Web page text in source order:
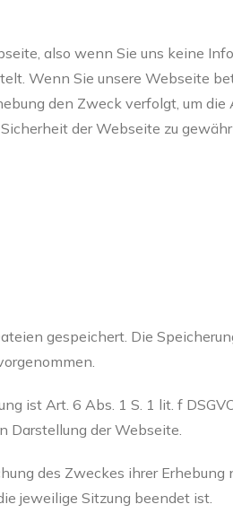
also wenn Sie uns keine
Wenn Sie unsere Webseite
den Zweck verfolgt, um
der Webseite zu
gespeichert. Die
ist Art. 6 Abs. 1 S. 1 lit. f
Darstellung der Webseite.
des Zweckes ihrer
jeweilige Sitzung beendet ist.